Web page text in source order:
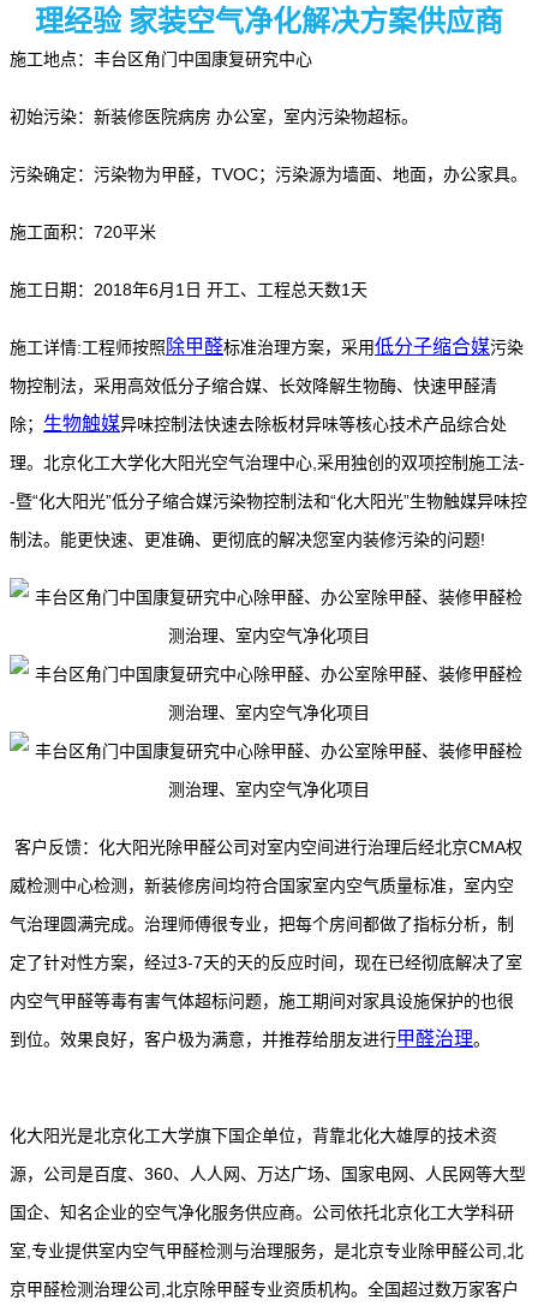
施工地点： 丰台区角门中国康复研究中心
初始污染：新装修医院病房 办公室，室内污染物超标。
污染确定：污染物为甲醛，TVOC；污染源为墙面、地面，办公家具。
施工面积：720平米
施工日期：2018年6月1日 开工、工程总天数1天
施工详情:工程师按照除甲醛标准治理方案，采用低分子缩合媒污染
物控制法，采用高效低分子缩合媒、长效降解生物酶、快速甲醛清
除； 生物触媒异味控制法快速去除板材异味等核心技术产品综合处
理。 北京化工大学化大阳光空气治理中心,采用独创的双项控制施工法-
-暨“化大阳光”低分子缩合媒污染物控制法和“化大阳光”生物触媒异味控
制法。能更快速、更准确、更彻底的解决您室内装修污染的问题!
客户反馈：化大阳光除甲醛公司对室内空间进行治理后经北京CMA权
威检测中心检测，新装修房间均符合国家室内空气质量标准，室内空
气治理圆满完成。治理师傅很专业，把每个房间都做了指标分析，制
定了针对性方案，经过3-7天的天的反应时间，现在已经彻底解决了室
内空气甲醛等毒有害气体超标问题，施工期间对家具设施保护的也很
到位。效果良好，客户极为满意，并推荐给朋友进行甲醛治理。
化大阳光是北京化工大学旗下国企单位，背靠北化大雄厚的技术资
源，公司是百度、360、人人网、万达广场、国家电网、人民网等大型
国企、知名企业的空气净化服务供应商。公司依托北京化工大学科研
室,专业提供室内空气甲醛检测与治理服务，是北京专业除甲醛公司,北
京甲醛检测治理公司,北京除甲醛专业资质机构。全国超过数万家客户